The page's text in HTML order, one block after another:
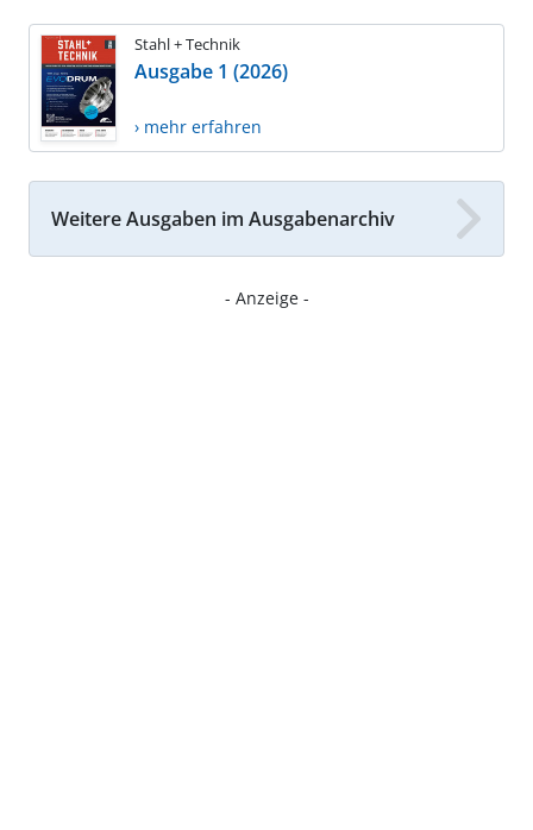
Stahl + Technik
Ausgabe 1 (2026)
› mehr erfahren
Weitere Ausgaben im Ausgabenarchiv
- Anzeige -